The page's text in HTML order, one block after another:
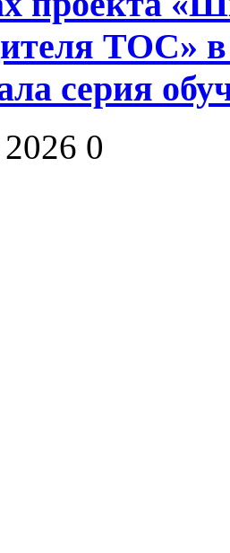
ТОС»
серия
0